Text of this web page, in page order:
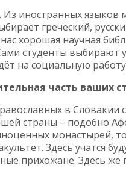
иностранных языков
греческий,
хорошая научная
студенты выбирают
на социальную
часть ваших
в Словакии
страны – подобно
монастырей,
Здесь учатся
прихожане. Здесь